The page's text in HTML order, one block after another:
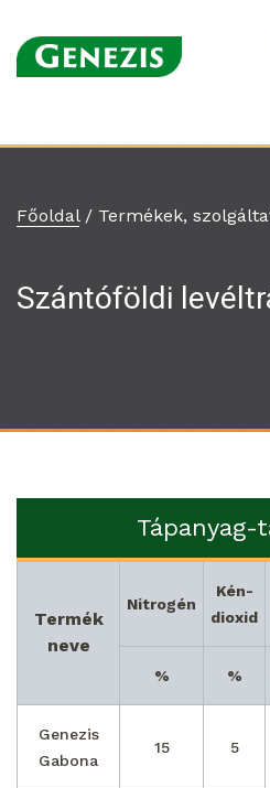
Főoldal/ Termékek,
Szántóföldi
Tápanyag-
Termék
neve
Nitrogén
Kén-
dioxid
% %
Genezis
Gabona
15 5